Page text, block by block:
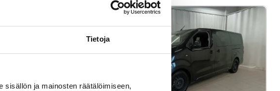
Tietoja
sisällön ja mainosten räätälöimiseen,